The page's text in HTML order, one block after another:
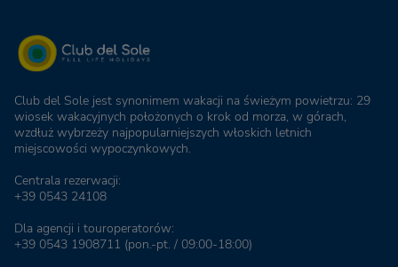
Club del Sole jest synonimem wakacji na świeżym powietrzu: 29
wiosek wakacyjnych położonych o krok od morza, w górach,
wzdłuż wybrzeży najpopularniejszych włoskich letnich
miejscowości wypoczynkowych.
Centrala rezerwacji:
+39 0543 24108
Dla agencji i touroperatorów:
+39 0543 1908711 (pon.-pt. / 09:00-18:00)